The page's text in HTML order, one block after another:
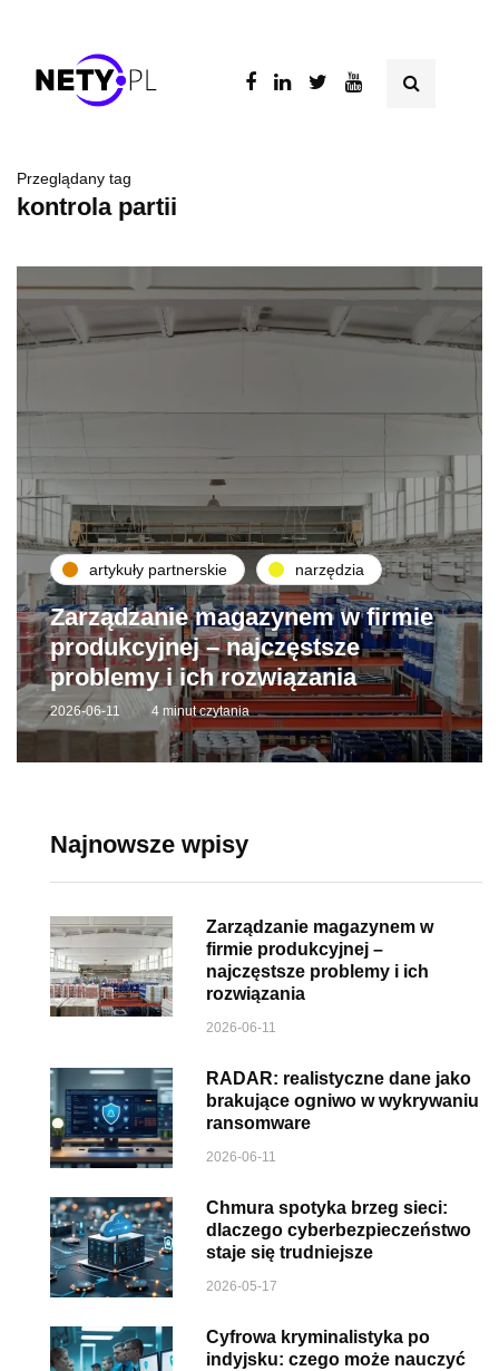
Przeglądany tag
kontrola partii
artykuły partnerskie narzędzia
Zarządzanie magazynem w firmie
produkcyjnej – najczęstsze
problemy i ich rozwiązania
2026-06-11 4 minut czytania
Najnowsze wpisy
Zarządzanie magazynem w
firmie produkcyjnej –
najczęstsze problemy i ich
rozwiązania
2026-06-11
RADAR: realistyczne dane jako
brakujące ogniwo w wykrywaniu
ransomware
2026-06-11
Chmura spotyka brzeg sieci:
dlaczego cyberbezpieczeństwo
staje się trudniejsze
2026-05-17
Cyfrowa kryminalistyka po
indyjsku: czego może nauczyć